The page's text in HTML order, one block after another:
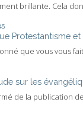
brillante. Cela
Protestantisme
que vous vous
sur les
de la publication